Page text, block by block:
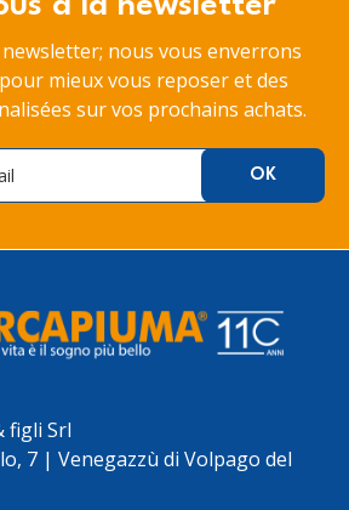
nous vous enverrons
mieux vous reposer et des
sur vos prochains achats.
figli Srl
7 | Venegazzù di Volpago del